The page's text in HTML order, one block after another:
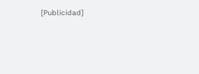
[Publicidad]